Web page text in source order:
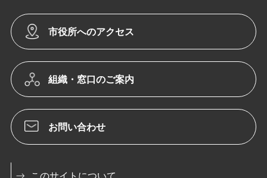
市役所へのアクセス
組織・窓口のご案内
お問い合わせ
このサイトについて